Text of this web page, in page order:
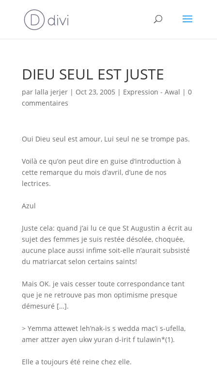
DIEU SEUL EST JUSTE
par lalla jerjer| Oct 23, 2005 | Expression - Awal | 0
commentaires
Oui Dieu seul est amour, Lui seul ne se trompe pas.
Voilà ce qu’on peut dire en guise d’introduction à
cette remarque du mois d’avril, d’une de nos
lectrices.
Azul
Juste cela: quand j’ai lu ce que St Augustin a écrit au
sujet des femmes je suis restée désolée, choquée,
aucune place aussi infime soit-elle n’aurait subsisté
du matriarcat selon certains saints!
Mais OK. je vais cesser toute correspondance tant
que je ne retrouve pas mon optimisme presque
démesuré […].
> Yemma attewet leh’nak-is s wedda mac’i s-ufella,
amer attzer ayen ukw yuran d-irit f tulawin*(1).
Elle a toujours été reine chez elle.